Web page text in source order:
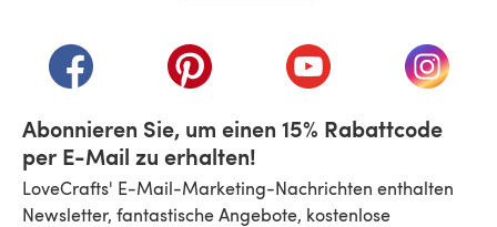
(öffnet sich in einem neuen Tab)
(öffnet sich in einem neuen Tab)
(öffnet sich in einem
(öffnet
Abonnieren Sie, um einen 15% Rabattcode
per E-Mail zu erhalten!
LoveCrafts' E-Mail-Marketing-Nachrichten enthalten
Newsletter, fantastische Angebote, kostenlose